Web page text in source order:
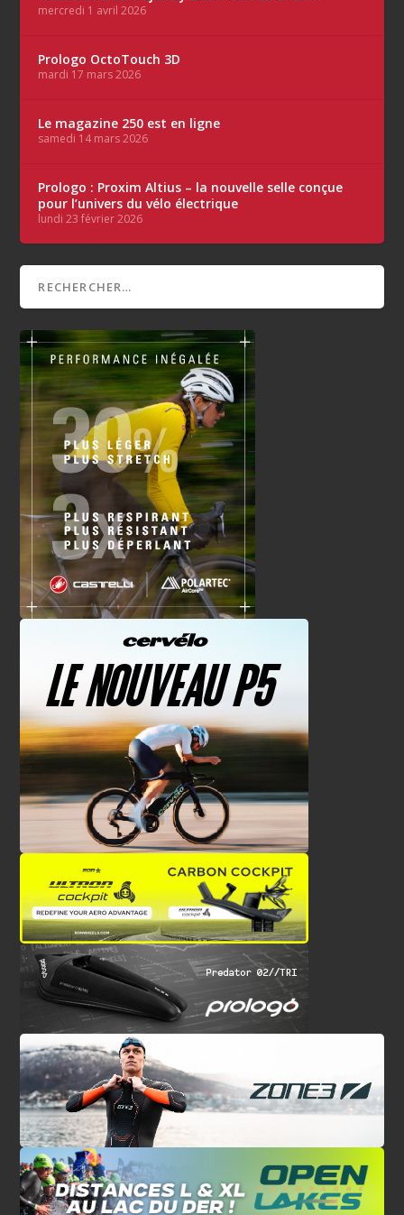
mercredi 1 avril 2026
Prologo OctoTouch 3D
mardi 17 mars 2026
Le magazine 250 est en ligne
samedi 14 mars 2026
Prologo : Proxim Altius – la nouvelle selle conçue
pour l’univers du vélo électrique
lundi 23 février 2026